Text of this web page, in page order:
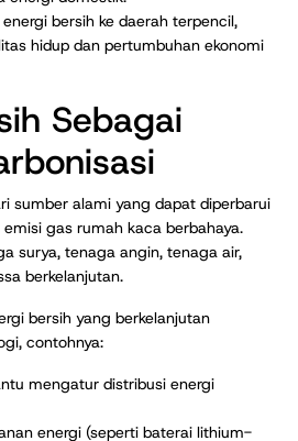
bersih ke daerah terpencil,
hidup dan pertumbuhan ekonomi
Sebagai
sumber alami yang dapat diperbarui
gas rumah kaca berbahaya.
surya, tenaga angin, tenaga air,
berkelanjutan.
bersih yang berkelanjutan
contohnya:
mengatur distribusi energi
energi (seperti baterai lithium-